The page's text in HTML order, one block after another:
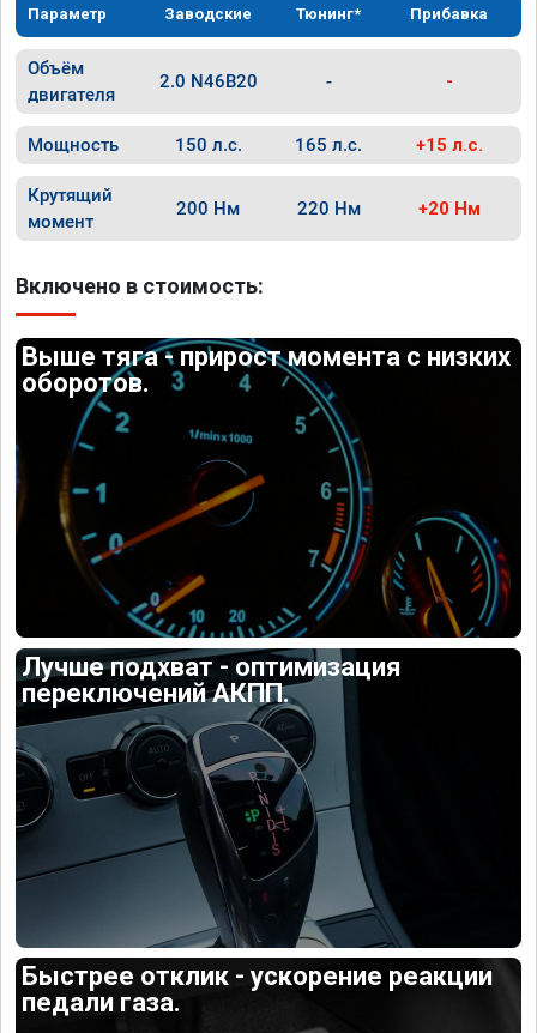
Параметр Заводские Тюнинг* Прибавка
Объём
двигателя
2.0 N46B20 - -
Мощность 150 л.с. 165 л.с. +15 л.с.
Крутящий
момент
200 Нм 220 Нм +20 Нм
Включено в стоимость:
Выше тяга - прирост момента с низких
оборотов.
Лучше подхват - оптимизация
переключений АКПП.
Быстрее отклик - ускорение реакции
педали газа.